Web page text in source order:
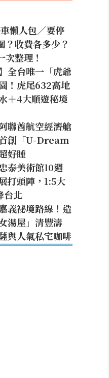
懶人包／要停
？收費各多少？
整理！
全台唯一「虎爺
！虎尾632高地
＋4大順遊秘境
聯酋航空經濟艙
創「U-Dream
好睡
泰美術館10週
打頭陣，1:5大
台北
義祕境路線！造
湯屋」清豐濤
與人氣私宅咖啡